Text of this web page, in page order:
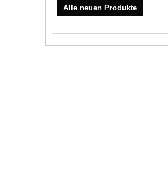
Alle neuen Produkte